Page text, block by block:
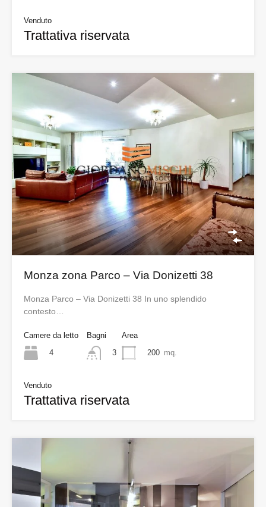
Venduto
Trattativa riservata
Monza zona Parco – Via Donizetti 38
Monza Parco – Via Donizetti 38 In uno splendido
contesto…
Camere da letto
4
Bagni
3
Area
200 mq.
Venduto
Trattativa riservata